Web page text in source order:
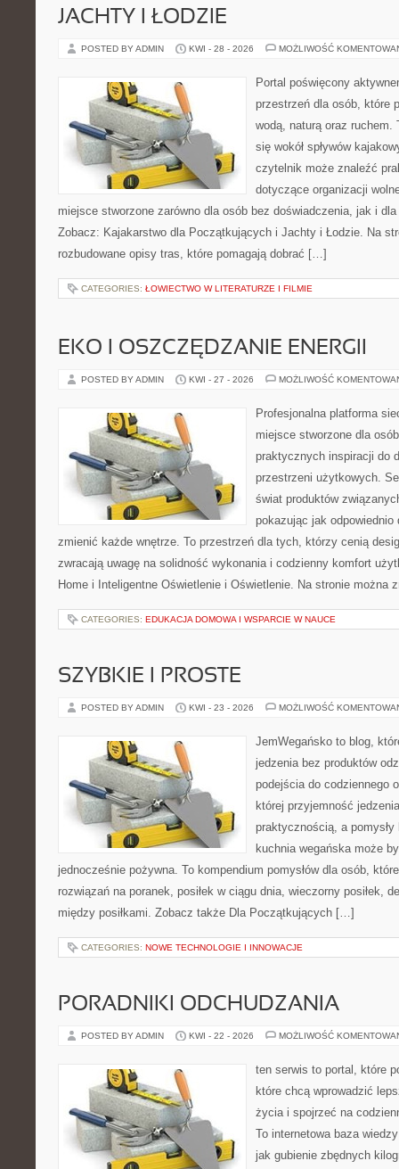
JACHTY I ŁODZIE
POSTED BY ADMIN KWI - 28 - 2026 MOŻLIWOŚĆ
Portal poświęcony
przestrzeń dla osób, które
wodą, naturą oraz ruchem.
się wokół spływów
czytelnik może znaleźć
dotyczące organizacji
miejsce stworzone zarówno dla osób bez doświadczenia, jak i
Zobacz: Kajakarstwo dla Początkujących i Jachty i Łodzie. Na
rozbudowane opisy tras, które pomagają dobrać […]
CATEGORIES: ŁOWIECTWO W LITERATURZE I FILMIE
EKO I OSZCZĘDZANIE ENERGII
POSTED BY ADMIN KWI - 27 - 2026 MOŻLIWOŚĆ
Profesjonalna platforma
miejsce stworzone dla
praktycznych inspiracji do
przestrzeni użytkowych.
świat produktów
pokazując jak odpowiednio
zmienić każde wnętrze. To przestrzeń dla tych, którzy cenią
zwracają uwagę na solidność wykonania i codzienny komfort
Home i Inteligentne Oświetlenie i Oświetlenie. Na stronie
CATEGORIES: EDUKACJA DOMOWA I WSPARCIE W NAUCE
SZYBKIE I PROSTE
POSTED BY ADMIN KWI - 23 - 2026 MOŻLIWOŚĆ
JemWegańsko to blog,
jedzenia bez produktów
podejścia do codziennego
której przyjemność
praktycznością, a
kuchnia wegańska może
jednocześnie pożywna. To kompendium pomysłów dla osób,
rozwiązań na poranek, posiłek w ciągu dnia, wieczorny posiłek,
między posiłkami. Zobacz także Dla Początkujących […]
CATEGORIES: NOWE TECHNOLOGIE I INNOWACJE
PORADNIKI ODCHUDZANIA
POSTED BY ADMIN KWI - 22 - 2026 MOŻLIWOŚĆ
ten serwis to portal, które
które chcą wprowadzić
życia i spojrzeć na
To internetowa baza
jak gubienie zbędnych